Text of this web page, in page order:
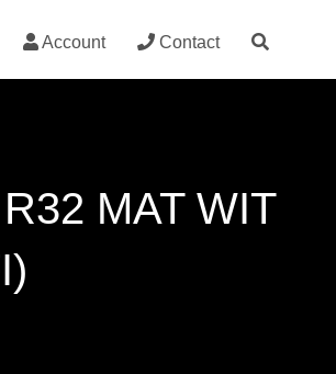
Account Contact
MAT WIT